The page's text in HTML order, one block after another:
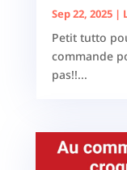
Sep 22, 2025|
Petit tutto
commande
pas!!...